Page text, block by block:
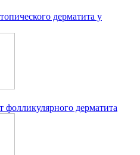
дерматита у
фолликулярного дерматита